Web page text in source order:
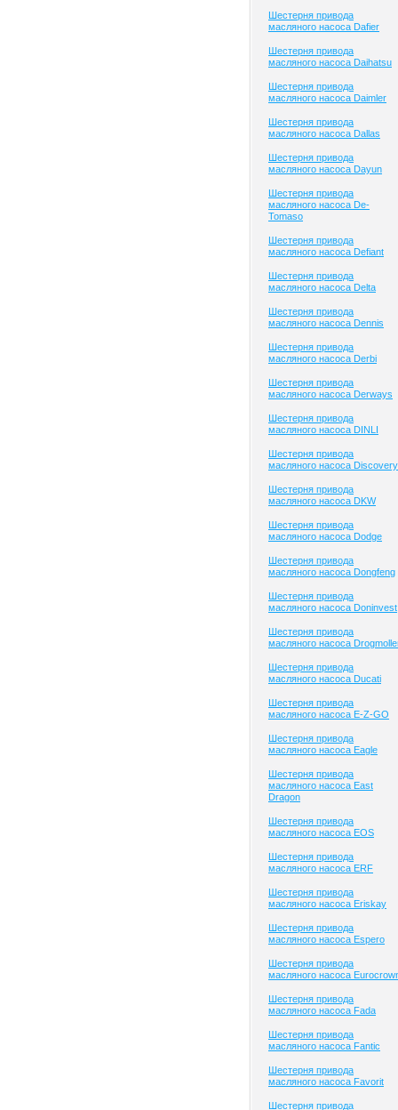
Шестерня привода
масляного насоса Dafier
Шестерня привода
масляного насоса Daihatsu
Шестерня привода
масляного насоса Daimler
Шестерня привода
масляного насоса Dallas
Шестерня привода
масляного насоса Dayun
Шестерня привода
масляного насоса De-
Tomaso
Шестерня привода
масляного насоса Defiant
Шестерня привода
масляного насоса Delta
Шестерня привода
масляного насоса Dennis
Шестерня привода
масляного насоса Derbi
Шестерня привода
масляного насоса Derways
Шестерня привода
масляного насоса DINLI
Шестерня привода
масляного насоса Discovery
Шестерня привода
масляного насоса DKW
Шестерня привода
масляного насоса Dodge
Шестерня привода
масляного насоса Dongfeng
Шестерня привода
масляного насоса Doninvest
Шестерня привода
масляного насоса
Шестерня привода
масляного насоса Ducati
Шестерня привода
масляного насоса E-Z-GO
Шестерня привода
масляного насоса Eagle
Шестерня привода
масляного насоса East
Dragon
Шестерня привода
масляного насоса EOS
Шестерня привода
масляного насоса ERF
Шестерня привода
масляного насоса Eriskay
Шестерня привода
масляного насоса Espero
Шестерня привода
масляного насоса
Шестерня привода
масляного насоса Fada
Шестерня привода
масляного насоса Fantic
Шестерня привода
масляного насоса Favorit
Шестерня привода